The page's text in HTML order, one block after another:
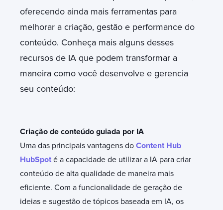
oferecendo ainda mais ferramentas para
melhorar a criação, gestão e performance do
conteúdo. Conheça mais alguns desses
recursos de IA que podem transformar a
maneira como você desenvolve e gerencia
seu conteúdo:
Criação de conteúdo guiada por IA
Uma das principais vantagens do Content Hub
HubSpot é a capacidade de utilizar a IA para criar
conteúdo de alta qualidade de maneira mais
eficiente. Com a funcionalidade de geração de
ideias e sugestão de tópicos baseada em IA, os